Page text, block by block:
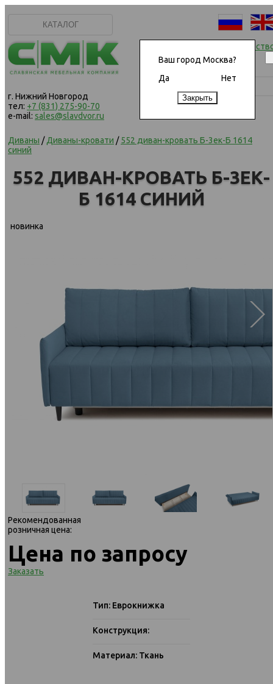
Ваш город Москва?
Да
Нет
КАТАЛОГ
г. Нижний Новгород
тел: +7 (831) 275-90-70
e-mail: sales@slavdvor.ru
Начать
Диваны /Диваны-кровати /552 диван-кровать Б-3ек-Б 1614
синий
Рекомендованная
розничная цена:
Цена по запросу
Заказать
Тип: Еврокнижка
Конструкция:
Материал: Ткань
552 ДИВАН-КРОВАТЬ Б-3ЕК-
Б 1614 СИНИЙ
новинка